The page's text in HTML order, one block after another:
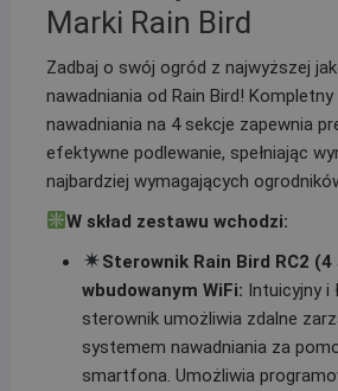
Marki Rain Bird
Zadbaj o swój ogród z najwyższej
nawadniania od Rain Bird!
nawadniania na 4 sekcje zapewnia
efektywne podlewanie, spełniając
najbardziej wymagających
W skład zestawu wchodzi:
Sterownik Rain Bird RC2
wbudowanym WiFi: Intuicyjny i
sterownik umożliwia zdalne
systemem nawadniania za
smartfona. Umożliwia